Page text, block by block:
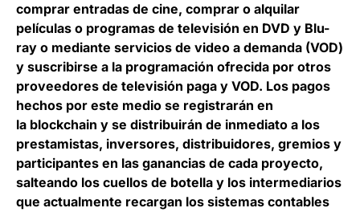
comprar entradas de cine, comprar o alquilar
películas o programas de televisión en DVD y Blu-
ray o mediante servicios de video a demanda (VOD)
y suscribirse a la programación ofrecida por otros
proveedores de televisión paga y VOD. Los pagos
hechos por este medio se registrarán en
la blockchain y se distribuirán de inmediato a los
prestamistas, inversores, distribuidores, gremios y
participantes en las ganancias de cada proyecto,
salteando los cuellos de botella y los intermediarios
que actualmente recargan los sistemas contables